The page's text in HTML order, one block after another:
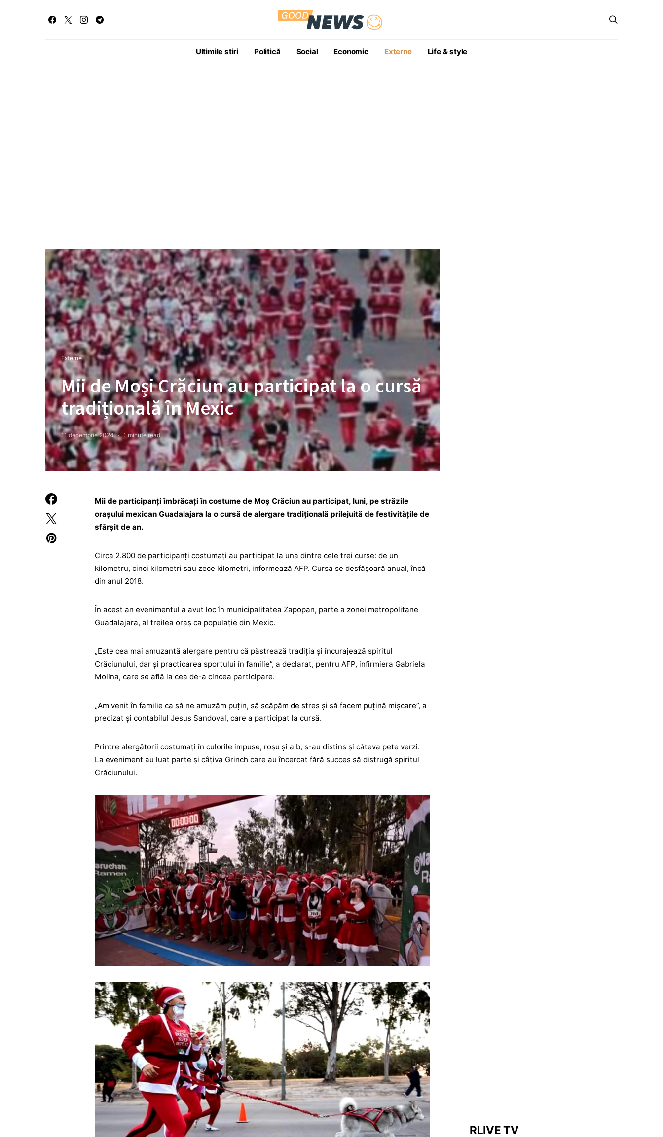
Ultimile stiri Politică Social Economic Externe Life & style
Externe
Mii de Moși Crăciun au participat la o cursă
tradițională în Mexic
11 decembrie 2024 1 minute read
Mii de participanţi îmbrăcaţi în costume de Moş Crăciun au participat, luni, pe străzile
oraşului mexican Guadalajara la o cursă de alergare tradiţională prilejuită de festivităţile de
sfârşit de an.
Circa 2.800 de participanţi costumaţi au participat la una dintre cele trei curse: de un
kilometru, cinci kilometri sau zece kilometri, informează AFP. Cursa se desfășoară anual, încă
din anul 2018.
În acest an evenimentul a avut loc în municipalitatea Zapopan, parte a zonei metropolitane
Guadalajara, al treilea oraș ca populație din Mexic.
„Este cea mai amuzantă alergare pentru că păstrează tradiţia şi încurajează spiritul
Crăciunului, dar şi practicarea sportului în familie”, a declarat, pentru AFP, infirmiera Gabriela
Molina, care se află la cea de-a cincea participare.
„Am venit în familie ca să ne amuzăm puţin, să scăpăm de stres şi să facem puţină mişcare”, a
precizat și contabilul Jesus Sandoval, care a participat la cursă.
Printre alergătorii costumaţi în culorile impuse, roşu şi alb, s-au distins și câteva pete verzi.
La eveniment au luat parte și câţiva Grinch care au încercat fără succes să distrugă spiritul
Crăciunului.
RLIVE TV